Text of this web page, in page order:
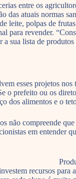
entre os
das atuais normas
leite, polpas de
para revender.
sua lista de produtos
esses projetos
o prefeito ou os
dos alimentos e o
não compreende
em entender
recursos para